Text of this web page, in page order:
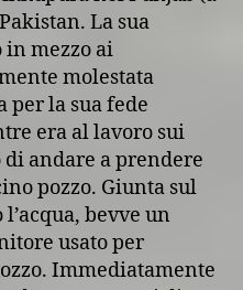
La sua
in mezzo ai
molestata
per la sua fede
era al lavoro sui
andare a prendere
pozzo. Giunta sul
bevve un
usato per
Immediatamente